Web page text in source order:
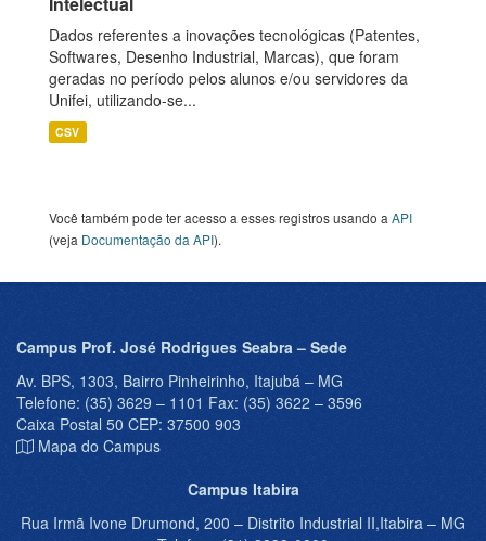
Dados referentes a inovações tecnológicas (Patentes,
Softwares, Desenho Industrial, Marcas), que foram
geradas no período pelos alunos e/ou servidores da
Unifei, utilizando-se...
CSV
Você também pode ter acesso a esses registros usando a API
(veja Documentação da API).
Campus Prof. José Rodrigues Seabra – Sede
Av. BPS, 1303, Bairro Pinheirinho, Itajubá – MG
Telefone: (35) 3629 – 1101 Fax: (35) 3622 – 3596
Caixa Postal 50 CEP: 37500 903
Mapa do Campus
Campus Itabira
Rua Irmã Ivone Drumond, 200 – Distrito Industrial II,Itabira – MG